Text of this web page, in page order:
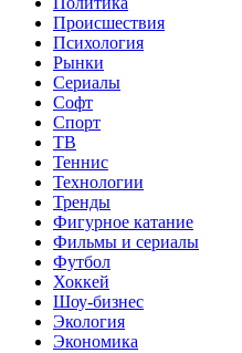
Происшествия
Психология
Рынки
Сериалы
Софт
Спорт
ТВ
Теннис
Технологии
Тренды
Фигурное катание
Фильмы и сериалы
Футбол
Хоккей
Шоу-бизнес
Экология
Экономика